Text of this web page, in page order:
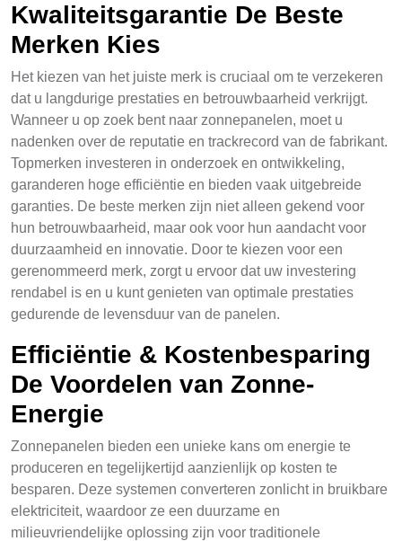
Kwaliteitsgarantie De Beste
Merken Kies
Het kiezen van het juiste merk is cruciaal om te verzekeren
dat u langdurige prestaties en betrouwbaarheid verkrijgt.
Wanneer u op zoek bent naar zonnepanelen, moet u
nadenken over de reputatie en trackrecord van de fabrikant.
Topmerken investeren in onderzoek en ontwikkeling,
garanderen hoge efficiëntie en bieden vaak uitgebreide
garanties. De beste merken zijn niet alleen gekend voor
hun betrouwbaarheid, maar ook voor hun aandacht voor
duurzaamheid en innovatie. Door te kiezen voor een
gerenommeerd merk, zorgt u ervoor dat uw investering
rendabel is en u kunt genieten van optimale prestaties
gedurende de levensduur van de panelen.
Efficiëntie & Kostenbesparing
De Voordelen van Zonne-
Energie
Zonnepanelen bieden een unieke kans om energie te
produceren en tegelijkertijd aanzienlijk op kosten te
besparen. Deze systemen converteren zonlicht in bruikbare
elektriciteit, waardoor ze een duurzame en
milieuvriendelijke oplossing zijn voor traditionele